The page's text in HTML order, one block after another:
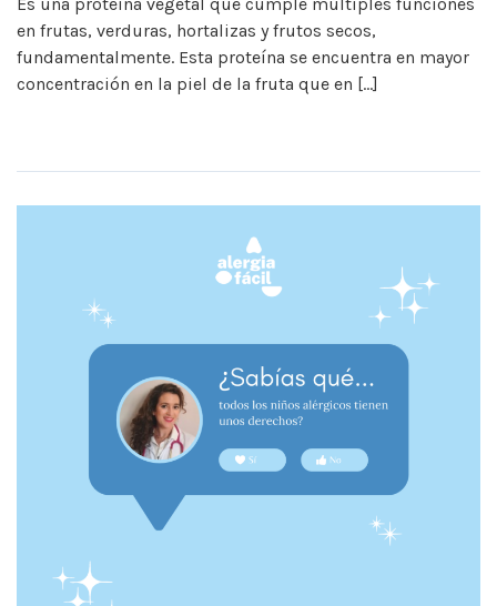
en frutas, verduras, hortalizas y frutos secos,
fundamentalmente. Esta proteína se encuentra en mayor
concentración en la piel de la fruta que en […]